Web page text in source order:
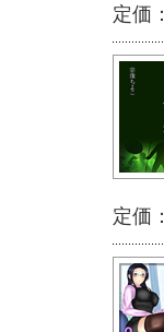
定価：
定価：